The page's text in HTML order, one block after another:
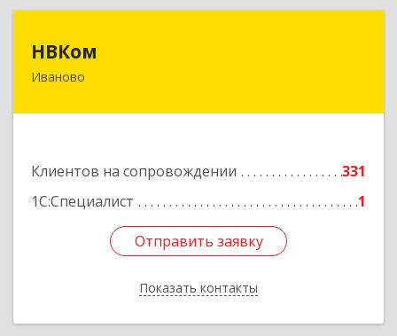
НВКом
Иваново
Клиентов на сопровождении
331
1С:Специалист
1
Отправить заявку
Показать контакты
153000, Ивановская обл, Иваново г, Аптечный
Отправить заявку
Назад